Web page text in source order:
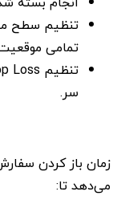
تمامی
سر.
می‌دهد تا: